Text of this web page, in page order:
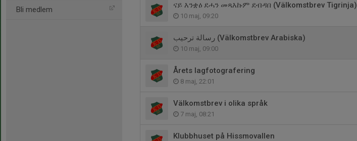
Bli medlem ናይ እንቋዕ ደሓን መጻእኩም ደብዳበ (Välkomstbrev Tigrinja)
10 maj, 09:20
رسالة ترحيب (Välkomstbrev Arabiska)
10 maj, 09:00
Årets lagfotografering
8 maj, 22:01
Välkomstbrev i olika språk
7 maj, 08:21
Klubbhuset på Hissmovallen